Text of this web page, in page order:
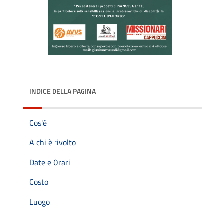
INDICE DELLA PAGINA
Cos'è
A chi è rivolto
Date e Orari
Costo
Luogo